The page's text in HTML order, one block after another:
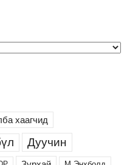
хаагчид
Дуучин